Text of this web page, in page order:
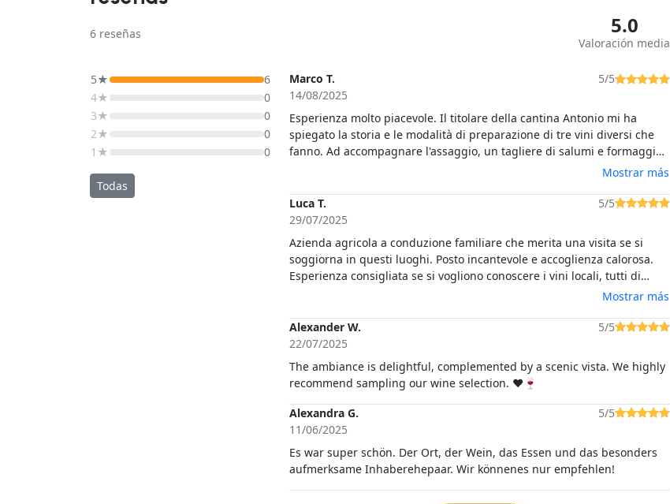
6 reseñas 5.0
Valoración media
5★
6
4★
0
3★
0
2★
0
1★
0
Todas
Marco T.
14/08/2025
5/5
Esperienza molto piacevole. Il titolare della cantina Antonio mi ha
spiegato la storia e le modalità di preparazione di tre vini diversi che
fanno. Ad accompagnare l'assaggio, un tagliere di salumi e formaggi
locali, con pane di Dorgali e pane carasau, ottimo tra un sorso e l'altro
Mostrar más
Luca T.
29/07/2025
5/5
Azienda agricola a conduzione familiare che merita una visita se si
soggiorna in questi luoghi. Posto incantevole e accoglienza calorosa.
Esperienza consigliata se si vogliono conoscere i vini locali, tutti di
ottima qualità, accompagnati da prodotti tipici locali. Degustazione
Mostrar más
Alexander W.
22/07/2025
5/5
The ambiance is delightful, complemented by a scenic vista. We highly
recommend sampling our wine selection. ❤️🍷
Alexandra G.
11/06/2025
5/5
Es war super schön. Der Ort, der Wein, das Essen und das besonders
aufmerksame Inhaberehepaar. Wir könnenes nur empfehlen!